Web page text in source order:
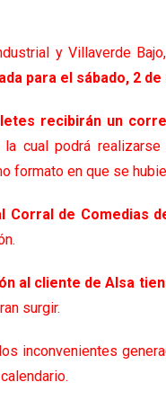
y Villaverde Bajo,
para el sábado, 2
recibirán un
la cual podrá
formato en que se
Corral de Comedias
al cliente de Alsa
surgir.
inconvenientes